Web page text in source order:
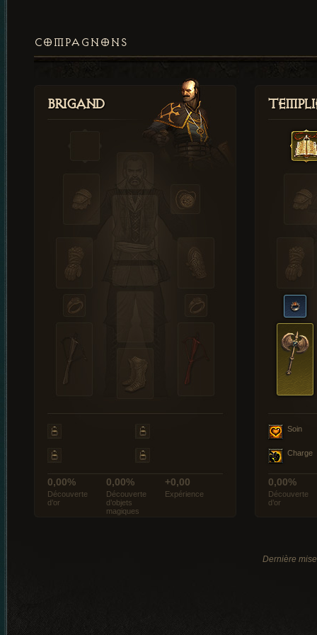
COMPAGNONS
Brigand
0,00%
Découverte
d’or
0,00%
Découverte
d’objets
magiques
+0,00
Expérience
Soin
Charge
0,00%
Découverte
d’or
Dernière